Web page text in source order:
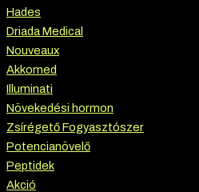
Hades
Driada Medical
Nouveaux
Akkomed
Illuminati
Növekedési hormon
Zsírégető Fogyasztószer
Potencianövelő
Peptidek
Akció